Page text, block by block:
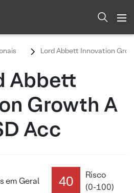
Lord Abbett Innovation
Abbett
Growth A
Acc
em Geral 40
Risco
(0-100)